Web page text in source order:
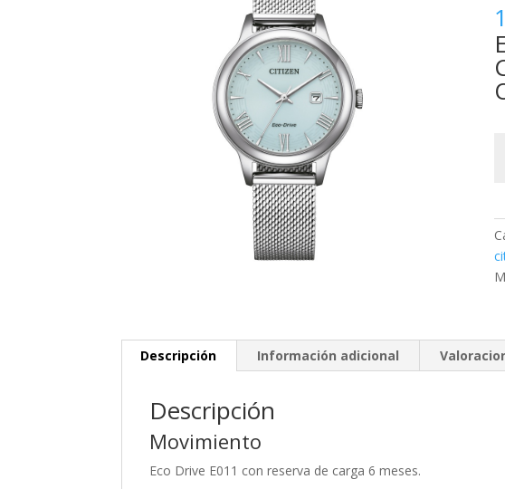
Descripción Información adicional
Descripción
Movimiento
Eco Drive E011 con reserva de carga 6 meses.